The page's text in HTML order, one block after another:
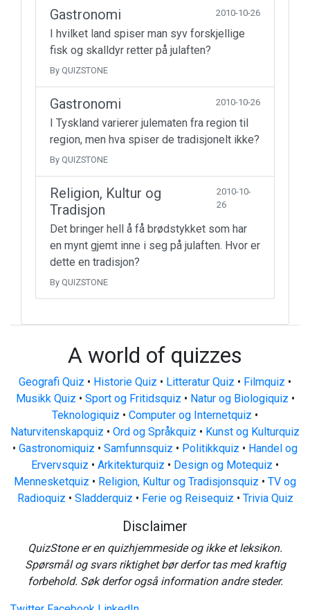
Gastronomi 2010-10-26
I hvilket land spiser man syv forskjellige
fisk og skalldyr retter på julaften?
By QUIZSTONE
Gastronomi 2010-10-26
I Tyskland varierer julematen fra region til
region, men hva spiser de tradisjonelt ikke?
By QUIZSTONE
Religion, Kultur og
Tradisjon
2010-10-
26
Det bringer hell å få brødstykket som har
en mynt gjemt inne i seg på julaften. Hvor er
dette en tradisjon?
By QUIZSTONE
A world of quizzes
Geografi Quiz • Historie Quiz • Litteratur Quiz • Filmquiz •
Musikk Quiz • Sport og Fritidsquiz • Natur og Biologiquiz •
Teknologiquiz • Computer og Internetquiz •
Naturvitenskapquiz • Ord og Språkquiz • Kunst og Kulturquiz
• Gastronomiquiz • Samfunnsquiz • Politikkquiz • Handel og
Ervervsquiz • Arkitekturquiz • Design og Motequiz •
Mennesketquiz • Religion, Kultur og Tradisjonsquiz • TV og
Radioquiz • Sladderquiz • Ferie og Reisequiz • Trivia Quiz
Disclaimer
QuizStone er en quizhjemmeside og ikke et leksikon.
Spørsmål og svars riktighet bør derfor tas med kraftig
forbehold. Søk derfor også information andre steder.